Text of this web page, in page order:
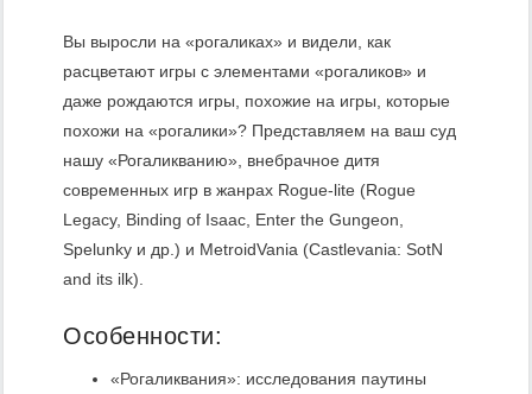
Вы выросли на «рогаликах» и видели, как
расцветают игры с элементами «рогаликов» и
даже рождаются игры, похожие на игры, которые
похожи на «рогалики»? Представляем на ваш суд
нашу «Рогаликванию», внебрачное дитя
современных игр в жанрах Rogue-lite (Rogue
Legacy, Binding of Isaac, Enter the Gungeon,
Spelunky и др.) и MetroidVania (Castlevania: SotN
and its ilk).
Особенности:
«Рогаликвания»: исследования паутины